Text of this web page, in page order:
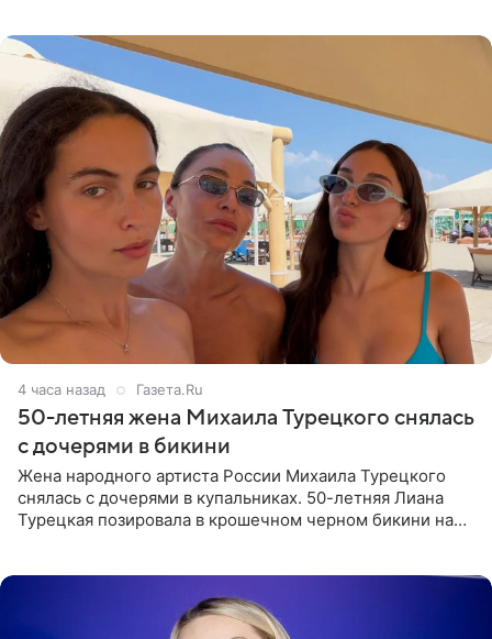
4 часа назад Газета.Ru
50-летняя жена Михаила Турецкого снялась
с дочерями в бикини
Жена народного артиста России Михаила Турецкого
снялась с дочерями в купальниках. 50-летняя Лиана
Турецкая позировала в крошечном черном бикини на